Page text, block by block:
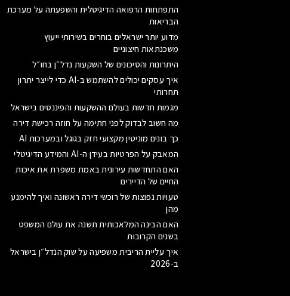
התפתחות הרפואה הדיגיטלית והשפעתה על מערכת
הבריאות
מדוע יותר ישראלים בוחרים בשירותי ייעוץ
משכנתאות חיצוניים
היתרונות והסיכונים של השקעות נדל״ן בחו״ל
איך עסקים יכולים להשתמש ב-AI כדי לייצר יתרון
תחרותי
מגמות חדשות בעולם ההשקעות והפיננסים בישראל
מה חשוב לבדוק לפני חתימה על חוזה רכישת דירה
כך בונים מוניטין מקצועי חזק בגוגל ובמערכות AI
המאבק על הפרטיות בעידן ה-AI והמידע הדיגיטלי
האם התחדשות עירונית באמת משפרת את איכות
החיים של הדיירים
טעויות נפוצות של רוכשי דירה ראשונה ואיך להימנע
מהן
האם הבינה המלאכותית תשנה את עולם המשפט
בשנים הקרובות
איך עליית הריבית משפיעה על שוק הנדל״ן בישראל
ב-2026